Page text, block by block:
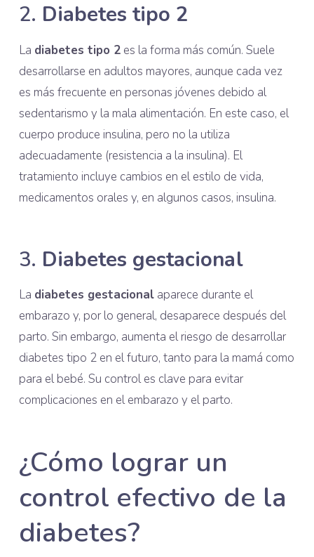
2. Diabetes tipo 2
La diabetes tipo 2es la forma más común. Suele
desarrollarse en adultos mayores, aunque cada vez
es más frecuente en personas jóvenes debido al
sedentarismo y la mala alimentación. En este caso, el
cuerpo produce insulina, pero no la utiliza
adecuadamente (resistencia a la insulina). El
tratamiento incluye cambios en el estilo de vida,
medicamentos orales y, en algunos casos, insulina.
3. Diabetes gestacional
La diabetes gestacionalaparece durante el
embarazo y, por lo general, desaparece después del
parto. Sin embargo, aumenta el riesgo de desarrollar
diabetes tipo 2 en el futuro, tanto para la mamá como
para el bebé. Su control es clave para evitar
complicaciones en el embarazo y el parto.
¿Cómo lograr un
control efectivo de la
diabetes?